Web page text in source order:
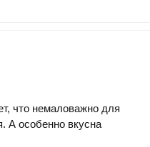
что немаловажно для
А особенно вкусна